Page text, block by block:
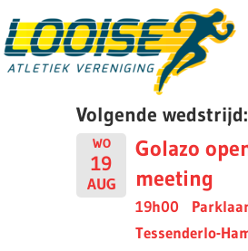
to
content
Volgende wedstrijd:
WO
19
AUG
Golazo
meeting
19h00
Tessenderlo-